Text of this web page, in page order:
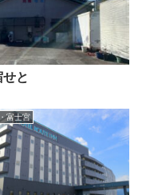
せと
富士宮